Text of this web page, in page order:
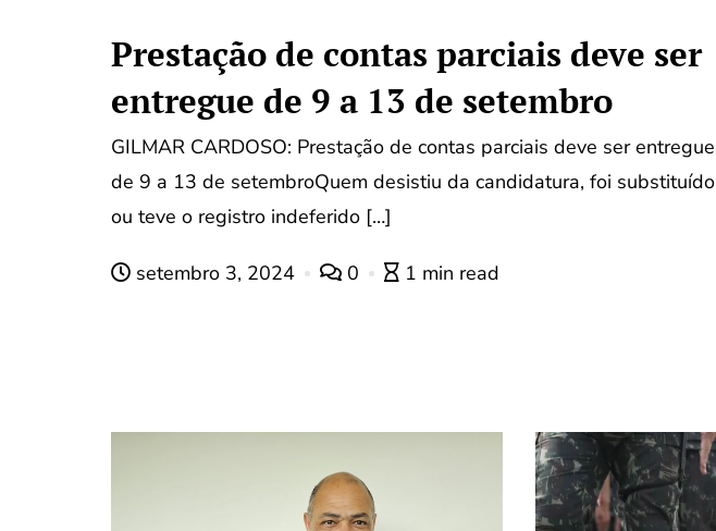
Prestação de contas parciais deve ser
entregue de 9 a 13 de setembro
GILMAR CARDOSO: Prestação de contas parciais deve ser entregue
de 9 a 13 de setembroQuem desistiu da candidatura, foi substituído
ou teve o registro indeferido […]
setembro 3, 2024 0 1 min read